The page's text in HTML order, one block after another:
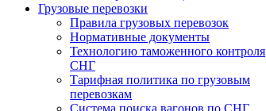
Грузовые перевозки
Правила грузовых перевозок
Нормативные документы
Технологию таможенного контроля
СНГ
Тарифная политика по грузовым
перевозкам
Система поиска вагонов по СНГ